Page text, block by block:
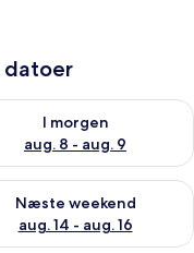
datoer
8
I morgen
aug. 8 - aug. 9
for i
aug. 7 - aug. 9
Næste weekend
aug. 14 - aug. 16
for næste